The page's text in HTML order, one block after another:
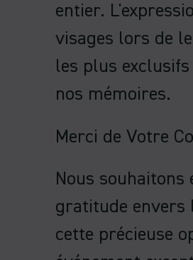
entier.
visages lors de
les plus exclusifs
nos mémoires.
Merci de Votre
Nous
gratitude envers
cette précieuse